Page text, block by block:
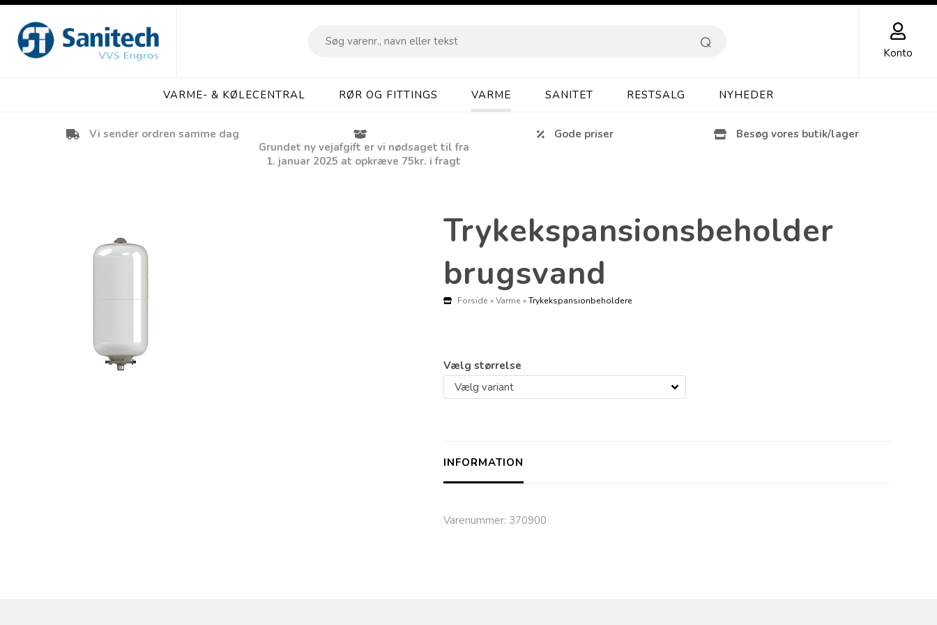
Konto
VARME- & KØLECENTRAL RØR OG FITTINGS VARME SANITET RESTSALG NYHEDER
Vi sender ordren samme dag
Grundet ny vejafgift er vi nødsaget til fra
1. januar 2025 at opkræve 75kr. i fragt
Gode priser Besøg vores butik/lager
Trykekspansionsbeholder
brugsvand
Forside »Varme »Trykekspansionbeholdere
Vælg størrelse
INFORMATION
Varenummer: 370900